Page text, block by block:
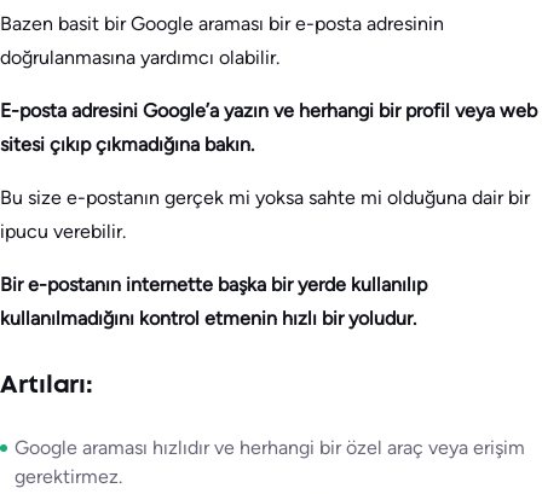
Bazen basit bir Google araması bir e-posta adresinin
doğrulanmasına yardımcı olabilir.
E-posta adresini Google’a yazın ve herhangi bir profil veya web
sitesi çıkıp çıkmadığına bakın.
Bu size e-postanın gerçek mi yoksa sahte mi olduğuna dair bir
ipucu verebilir.
Bir e-postanın internette başka bir yerde kullanılıp
kullanılmadığını kontrol etmenin hızlı bir yoludur.
Artıları:
Google araması hızlıdır ve herhangi bir özel araç veya erişim
gerektirmez.